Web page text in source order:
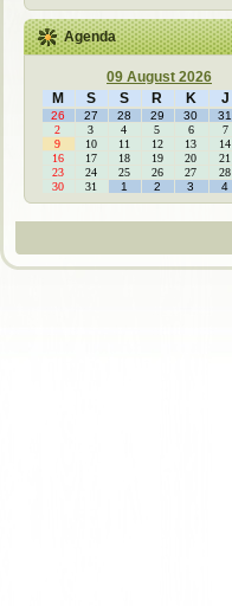
Agenda
09 August 2026
M
S S R K J
26 27 28 29 30 31
2
3 4 5 6 7
9
10 11 12 13 14
16
17 18 19 20 21
23
24 25 26 27 28
30
31 1 2 3 4